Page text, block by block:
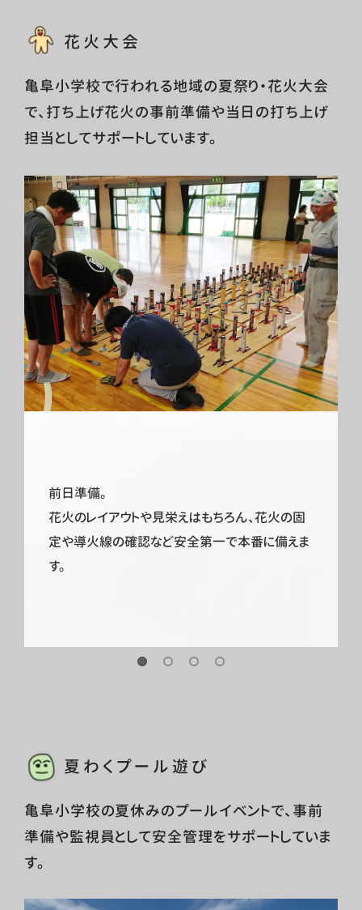
花火大会
亀阜小学校で行われる地域の夏祭り・花火大会
で、打ち上げ花火の事前準備や当日の打ち上げ
担当としてサポートしています。
前日準備。
花火のレイアウトや見栄えはもちろん、花火の固
定や導火線の確認など安全第一で本番に備えま
す。
夏わくプール遊び
亀阜小学校の夏休みのプールイベントで、事前
準備や監視員として安全管理をサポートしていま
す。